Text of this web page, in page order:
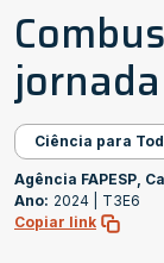
Ciência para
Agência FAPESP,
Ano: 2024 |
T3E6
Copiar link